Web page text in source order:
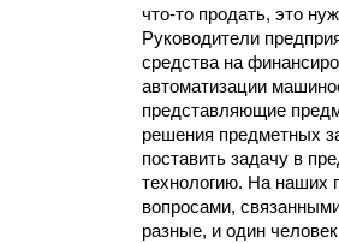
что-то продать, это
Руководители
средства на
автоматизации
представляющие
решения предметных
поставить задачу в
технологию. На наших
вопросами,
разные, и один